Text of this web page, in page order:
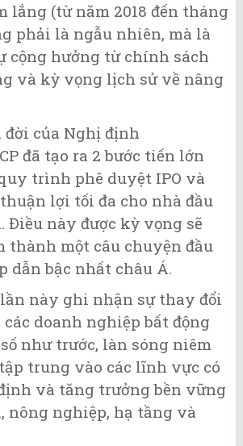
lắng (từ năm 2018 đến tháng
phải là ngẫu nhiên, mà là
cộng hưởng từ chính sách
và kỳ vọng lịch sử về nâng
đời của Nghị định
đã tạo ra 2 bước tiến lớn
trình phê duyệt IPO và
lợi tối đa cho nhà đầu
Điều này được kỳ vọng sẽ
thành một câu chuyện đầu
dẫn bậc nhất châu Á.
lần này ghi nhận sự thay đổi
doanh nghiệp bất động
như trước, làn sóng niêm
trung vào các lĩnh vực có
và tăng trưởng bền vững
nông nghiệp, hạ tầng và